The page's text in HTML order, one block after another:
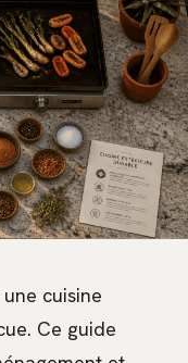
cuisine
Ce guide